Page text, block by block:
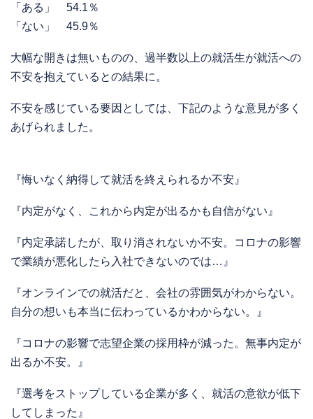
「ある」 54.1％
「ない」 45.9％
大幅な開きは無いものの、過半数以上の就活生が就活への
不安を抱えているとの結果に。
不安を感じている要因としては、下記のような意見が多く
あげられました。
『悔いなく納得して就活を終えられるか不安』
『内定がなく、これから内定が出るかも自信がない』
『内定承諾したが、取り消されないか不安。コロナの影響
で業績が悪化したら入社できないのでは…』
『オンラインでの就活だと、会社の雰囲気がわからない。
自分の想いも本当に伝わっているかわからない。』
『コロナの影響で志望企業の採用枠が減った。無事内定が
出るか不安。』
『選考をストップしている企業が多く、就活の意欲が低下
してしまった』